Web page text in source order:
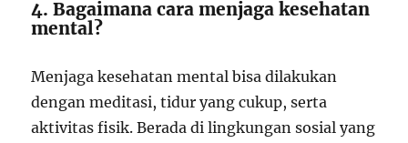
4. Bagaimana cara menjaga kesehatan
mental?
Menjaga kesehatan mental bisa dilakukan
dengan meditasi, tidur yang cukup, serta
aktivitas fisik. Berada di lingkungan sosial yang